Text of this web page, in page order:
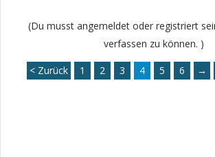
(Du musst angemeldet oder registriert
verfassen zu können. )
< Zurück 1 2 3 4 5 6 →